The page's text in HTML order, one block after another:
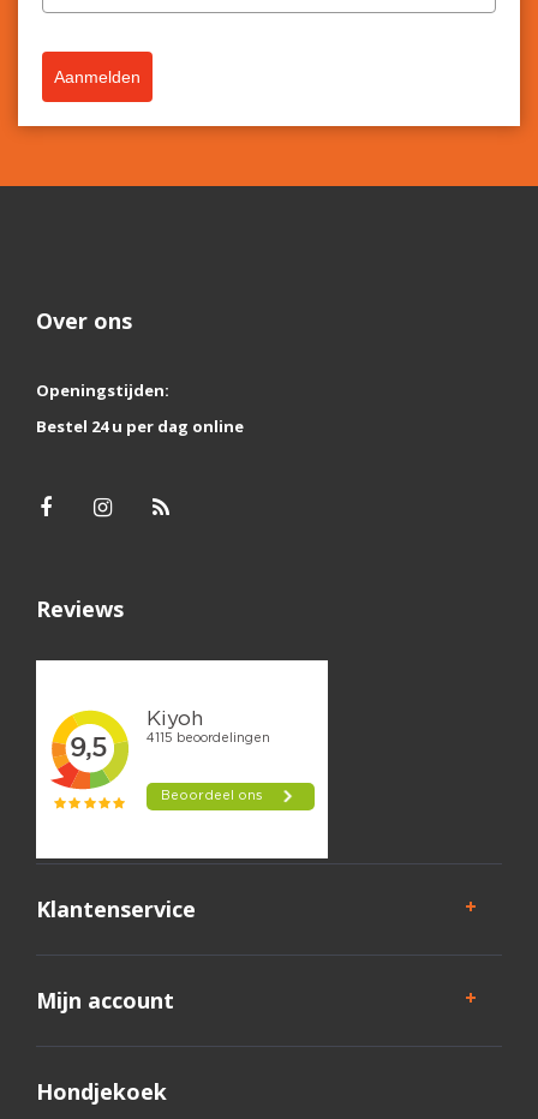
Aanmelden
Over ons
Openingstijden:
Bestel 24 u per dag online
Reviews
Klantenservice
Mijn account
Hondjekoek